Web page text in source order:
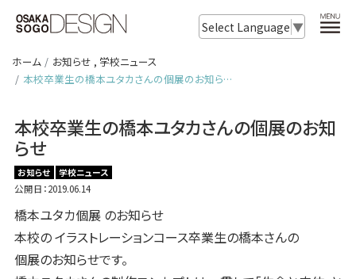
Select Language ▼
ホーム お知らせ , 学校ニュース
本校卒業生の橋本ユタカさんの個展のお知ら…
本校卒業生の橋本ユタカさんの個展のお知
らせ
お知らせ 学校ニュース
公開日：2019.06.14
橋本ユタカ個展 のお知らせ
本校の イラストレーションコース卒業生の橋本さんの
個展のお知らせです。